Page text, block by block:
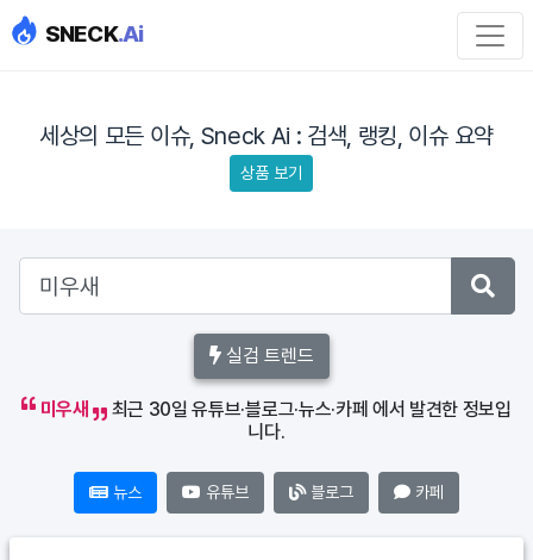
SNECK.Ai
세상의 모든 이슈, Sneck Ai : 검색, 랭킹, 이슈 요약
상품 보기
실검 트렌드
미우새
최근 30일 유튜브·블로그·뉴스·카페 에서 발견한 정보입
니다.
뉴스 유튜브 블로그 카페